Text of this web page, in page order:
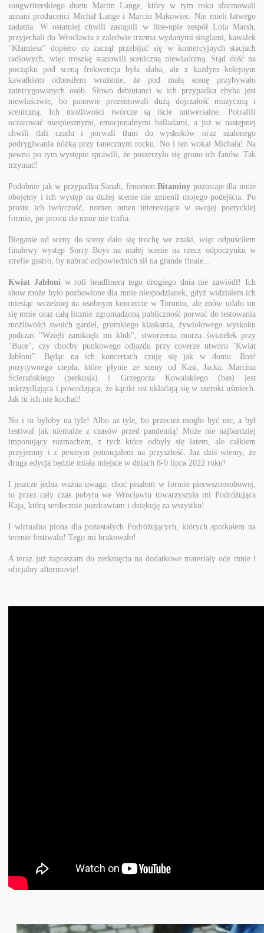
songwriterskiego duetu Martin Lange, który w tym roku sformowali
uznani producenci Michał Lange i Marcin Makowiec. Nie mieli łatwego
zadania. W ostatniej chwili zastąpili w line-upie zespół Lola Marsh,
przyjechali do Wrocławia z zaledwie trzema wydanymi singlami, kawałek
"Kłamiesz" dopiero co zaczął przebijać się w komercyjnych stacjach
radiowych, więc troszkę stanowili sceniczną niewiadomą. Stąd dość na
początku pod sceną frekwencja była słaba, ale z każdym kolejnym
kawałkiem odnosiłem wrażenie, że pod małą scenę przybywało
zaintrygowanych osób. Słowo debiutanci w ich przypadku chyba jest
niewłaściwie, bo panowie prezentowali dużą dojrzałość muzyczną i
sceniczną. Ich możliwości twórcze są iście uniwersalne. Potrafili
oczarować niespiesznymi, emocjonalnymi balladami, a już w następnej
chwili dali czadu i porwali tłum do wyskoków oraz szalonego
podrygiwania nóżką przy tanecznym rocku. No i ten wokal Michała! Na
pewno po tym występie sprawili, że poszerzyło się grono ich fanów. Tak
trzymać!
Podobnie jak w przypadku Sanah, fenomenBitaminy pozostaje dla mnie
obojętny i ich występ na dużej scenie nie zmienił mojego podejścia. Po
prostu ich twórczość, nomen omen interesująca w swojej poetyckiej
formie, po prostu do mnie nie trafia.
Bieganie od sceny do sceny dało się trochę we znaki, więc odpuściłem
finałowy występ Sorry Boys na małej scenie na rzecz odpoczynku w
strefie gastro, by nabrać odpowiednich sił na grande finale...
Kwiat Jabłoni w roli headlinera tego drugiego dnia nie zawiódł! Ich
show może było pozbawione dla mnie niespodzianek, gdyż widziałem ich
miesiąc wcześniej na osobnym koncercie w Toruniu, ale znów udało im
się mnie oraz całą licznie zgromadzoną publiczność porwać do testowania
możliwości swoich gardeł, gromkiego klaskania, żywiołowego wyskoku
podczas "Wzięli zamknęli mi klub", stworzenia morza światełek przy
"Buce", czy choćby punkowego odjazdu przy coverze utworu "Kwiat
Jabłoni". Będąc na ich koncertach czuję się jak w domu. Ilość
pozytywnego ciepła, które płynie ze sceny od Kasi, Jacka, Marcina
Ścierańskiego (perkusja) i Grzegorza Kowalskiego (bas) jest
uskrzydlająca i powodująca, że kąciki ust układają się w szeroki uśmiech.
Jak tu ich nie kochać!
No i to byłoby na tyle! Albo aż tyle, bo przecież mogło być nic, a był
festiwal jak niemalże z czasów przed pandemią! Może nie najbardziej
imponujący rozmachem, z tych które odbyły się latem, ale całkiem
przyjemny i z pewnym potencjałem na przyszłość. Już dziś wiemy, że
druga edycja będzie miała miejsce w dniach 8-9 lipca 2022 roku!
I jeszcze jedna ważna uwaga: choć pisałem w formie pierwszoosobowej,
to przez cały czas pobytu we Wrocławiu towarzyszyła mi Podróżująca
Kaja, którą serdecznie pozdrawiam i dziękuję za wszystko!
I wirtualna piona dla pozostałych Podróżujących, których spotkałem na
terenie festiwalu! Tego mi brakowało!
A teraz już zapraszam do zerknięcia na dodatkowe materiały ode mnie i
oficjalny aftermovie!